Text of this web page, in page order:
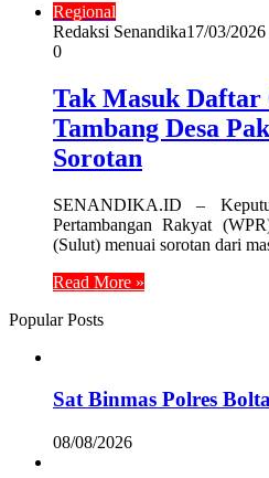
Regional
Redaksi Senandika17/03/2026
0
Tak Masuk Daftar
Tambang Desa
Sorotan
SENANDIKA.ID –
Pertambangan Rakyat
(Sulut) menuai sorotan dari
Read More »
Popular Posts
Sat Binmas Polres
08/08/2026